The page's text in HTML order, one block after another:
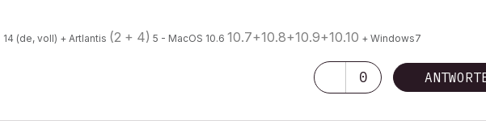
14 (de, voll) + Artlantis (2 + 4) 5 - MacOS 10.6 10.7+10.8+10.9+10.10 + Windows7
0